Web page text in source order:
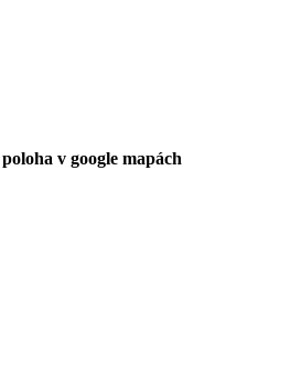
v google mapách